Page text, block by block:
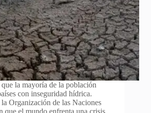
la mayoría de la población
con inseguridad hídrica.
Organización de las Naciones
que el mundo enfrenta una crisis